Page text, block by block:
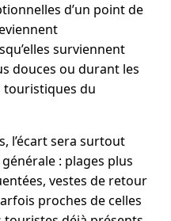
d’un point de
surviennent
douces ou durant les
touristiques du
l’écart sera surtout
: plages plus
vestes de retour
proches de celles